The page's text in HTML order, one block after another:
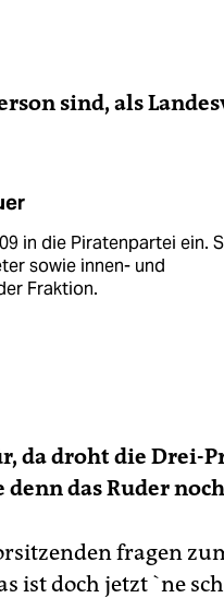
sind, als
in die Piratenpartei ein.
sowie innen- und
Fraktion.
da droht die Drei-
das Ruder
fragen
ist doch jetzt `ne